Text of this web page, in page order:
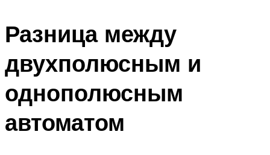
Разница между
двухполюсным и
однополюсным
автоматом